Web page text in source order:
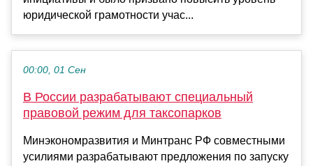
юридической грамотности учас...
00:00, 01 Сен
В России разрабатывают специальный
правовой режим для таксопарков
Минэкономразвития и Минтранс РФ совместными
усилиями разрабатывают предложения по запуску